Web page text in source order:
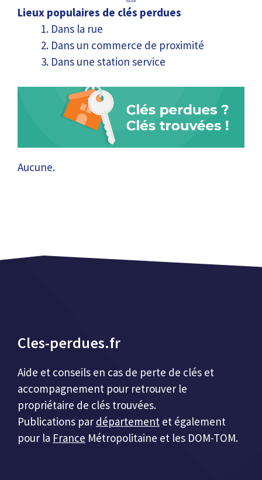
Lieux populaires de clés perdues
Dans la rue
Dans un commerce de proximité
Dans une station service
Aucune.
Cles-perdues.fr
Aide et conseils en cas de perte de clés et
accompagnement pour retrouver le
propriétaire de clés trouvées.
Publications par département et également
pour la France Métropolitaine et les DOM-TOM.